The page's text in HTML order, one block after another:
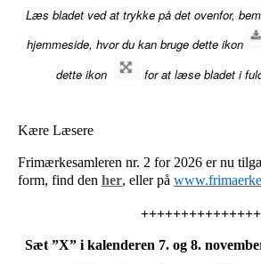
Læs bladet ved at trykke på det ovenfor,
hjemmeside, hvor du kan bruge dette ikon
dette ikon
for at læse bladet i
Kære Læsere
Frimærkesamleren nr. 2 for 2026 er nu
form, find den her, eller på
Sæt ”X” i kalenderen 7. og 8.